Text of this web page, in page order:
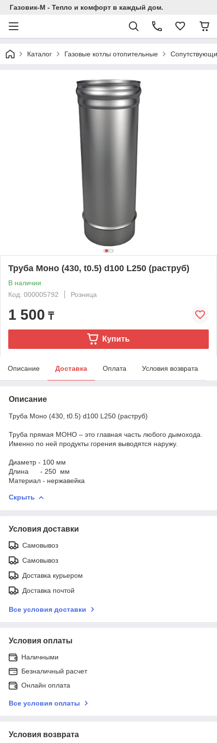
Газовик-М - Тепло и комфорт в каждый дом.
Каталог Газовые котлы отопительные
Труба Моно (430, t0.5) d100 L250 (раструб)
В наличии
Код: 000005792
Розница
1 500 ₸
Купить
Описание Доставка Оплата Условия возврата
Описание
Труба Моно (430, t0.5) d100 L250 (раструб)
Труба прямая МОНО – это главная часть любого дымохода.
Именно по ней продукты горения выводятся наружу.
Диаметр - 100 мм
Длина - 250 мм
Материал - нержавейка
Скрыть
Условия доставки
Самовывоз
Самовывоз
Доставка курьером
Доставка почтой
Все условия доставки
Условия оплаты
Наличными
Безналичный расчет
Онлайн оплата
Все условия оплаты
Условия возврата